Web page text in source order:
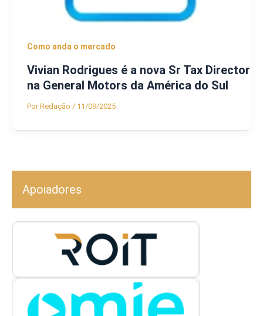
Como anda o mercado
Vivian Rodrigues é a nova Sr Tax Director
na General Motors da América do Sul
PorRedação / 11/09/2025
Apoiadores